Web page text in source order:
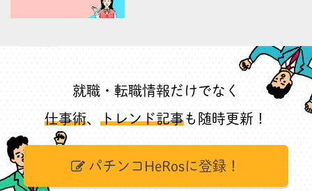
就職・転職情報だけでなく
仕事術、 トレンド記事も随時更新！
パチンコHeRosに登録！